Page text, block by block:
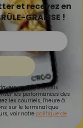
et recevez en
GRAISSE !
analyse le taux
les performances des
les courriels, l'heure à
sur le terminal que
voir notre politique de